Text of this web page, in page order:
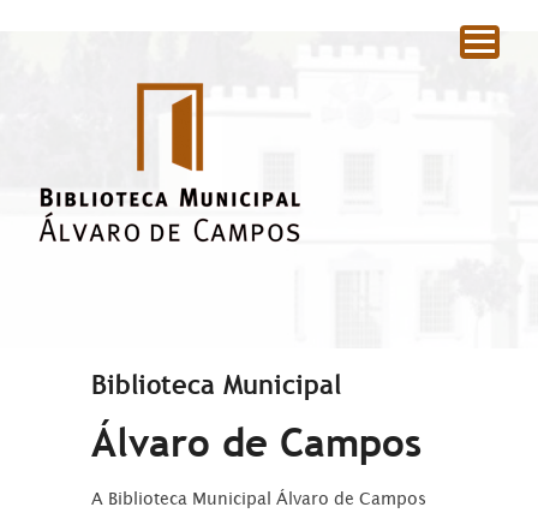
Biblioteca Municipal
Álvaro de Campos
A Biblioteca Municipal Álvaro de Campos